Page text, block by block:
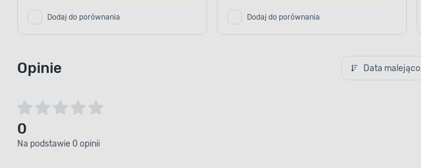
Dodaj do porównania Dodaj do porównania
Opinie Data malejąco
0
Na podstawie 0 opinii